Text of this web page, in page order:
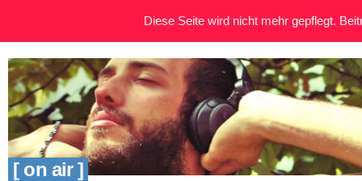
[ on air ]
Diese Seite wird nicht mehr gepflegt.